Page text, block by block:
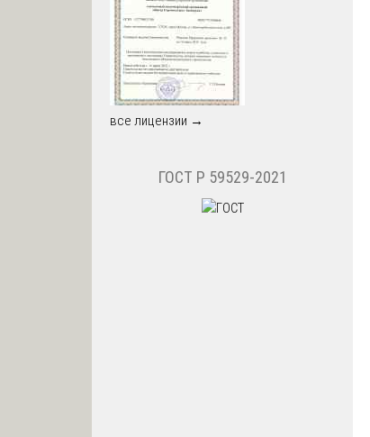
все лицензии →
ГОСТ Р 59529-2021